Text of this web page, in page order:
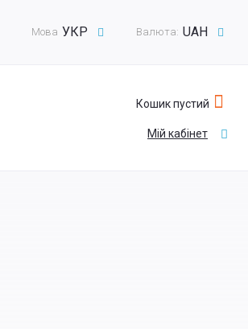
Валюта: UAH
Мова УКР
Кошик пустий
Мій кабінет